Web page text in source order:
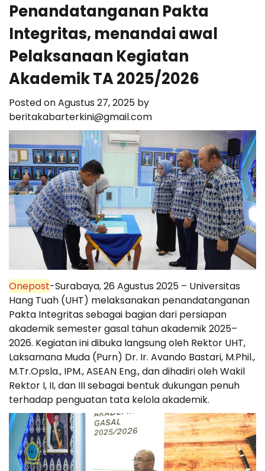
Penandatanganan Pakta
Integritas, menandai awal
Pelaksanaan Kegiatan
Akademik TA 2025/2026
Posted onAgustus 27, 2025 by
beritakabarterkini@gmail.com
Onepost-Surabaya, 26 Agustus 2025 – Universitas
Hang Tuah (UHT) melaksanakan penandatanganan
Pakta Integritas sebagai bagian dari persiapan
akademik semester gasal tahun akademik 2025–
2026. Kegiatan ini dibuka langsung oleh Rektor UHT,
Laksamana Muda (Purn) Dr. Ir. Avando Bastari, M.Phil.,
M.Tr.Opsla., IPM., ASEAN Eng., dan dihadiri oleh Wakil
Rektor I, II, dan III sebagai bentuk dukungan penuh
terhadap penguatan tata kelola akademik.